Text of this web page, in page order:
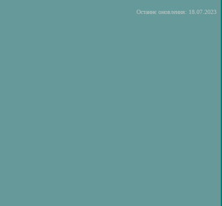
Останнє оновлення: 18.07.2023